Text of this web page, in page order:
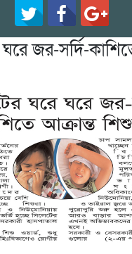
জর-সর্দি-